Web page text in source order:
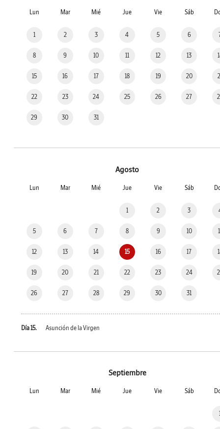
Lun Mar Mié Jue Vie Sáb
1 2 3 4 5 6
8 9 10 11 12 13
15 16 17 18 19 20
22 23 24 25 26 27
29 30 31
Agosto
Lun Mar Mié Jue Vie Sáb
1 2 3
5 6 7 8 9 10
12 13 14 15 16 17
19 20 21 22 23 24
26 27 28 29 30 31
Día 15. Asunción de la Virgen
Septiembre
Lun Mar Mié Jue Vie Sáb